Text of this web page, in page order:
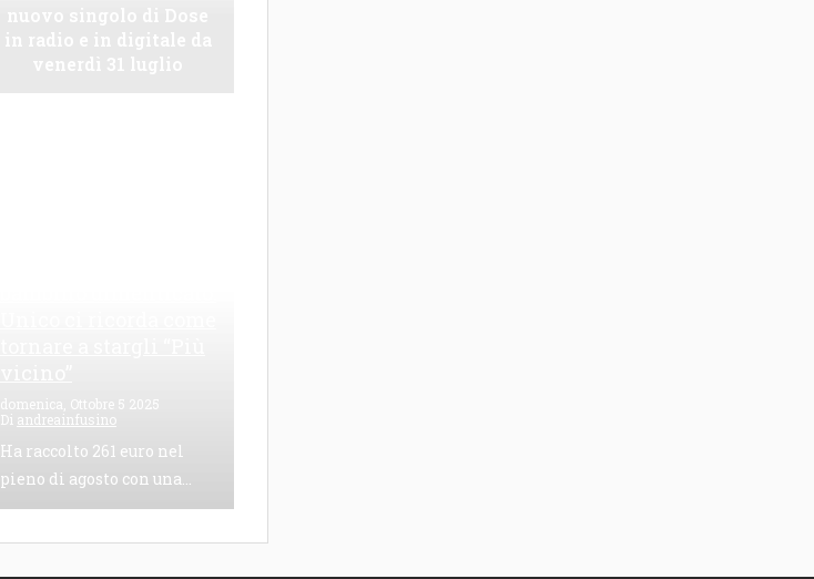
domenica, Ottobre 5 2025
Di andreainfusino
Ha raccolto 261 euro nel
pieno di agosto con una...